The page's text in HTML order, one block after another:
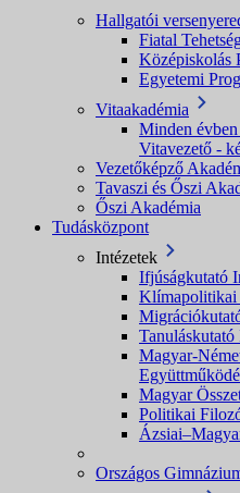
Hallgatói
Fiatal
Középiskolás
Egyetemi
Vitaakadémia
Minden
Vitavezető -
Vezetőképző
Tavaszi és Őszi
Őszi Akadémia
Tudásközpont
Intézetek
Ifjúságkutató
Klímapolitikai
Tanuláskutató
Magyar-
Magyar
Politikai
Országos